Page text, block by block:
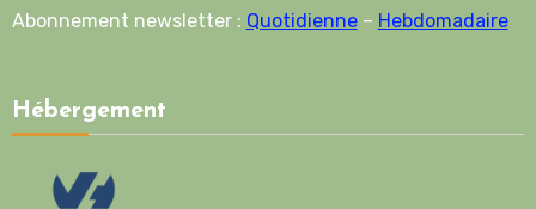
Abonnement newsletter : Quotidienne– Hebdomadaire
Hébergement